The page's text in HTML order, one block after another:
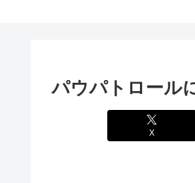
パウパトロール
X